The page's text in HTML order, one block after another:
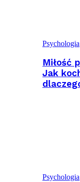
Psychologia
Miłość
Jak
Psychologia